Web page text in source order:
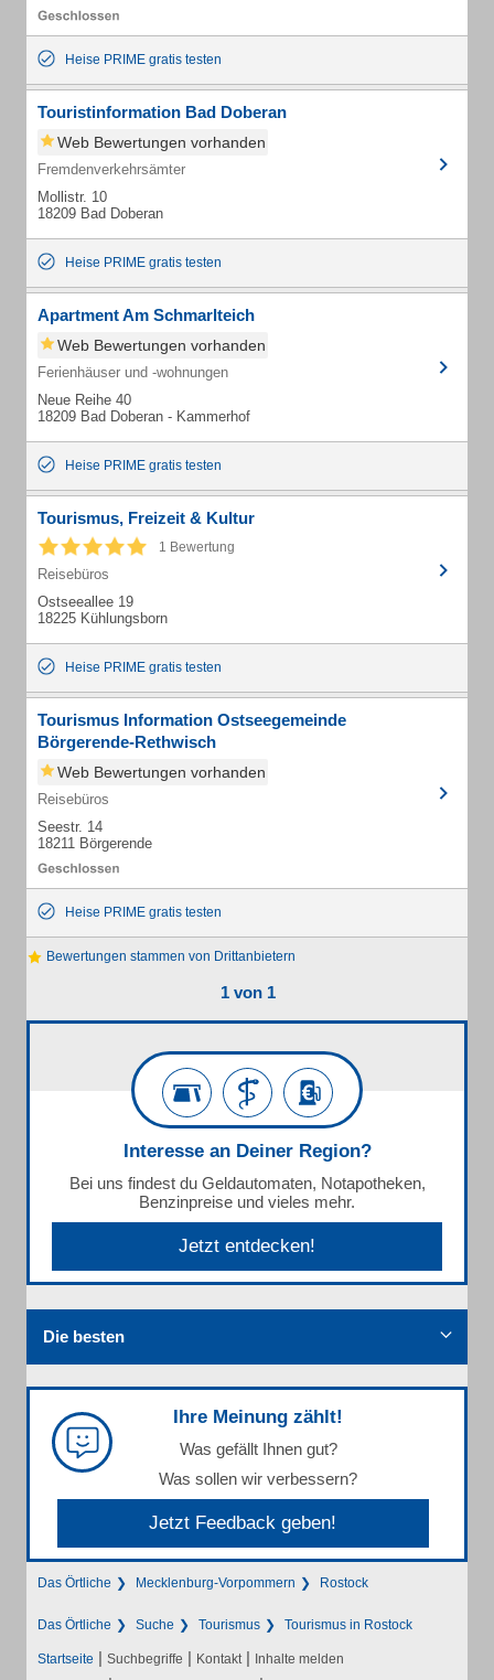
Heise PRIME gratis testen
Touristinformation Bad Doberan
Web Bewertungen vorhanden
Fremdenverkehrsämter
Mollistr. 10
18209 Bad Doberan
Heise PRIME gratis testen
Apartment Am Schmarlteich
Web Bewertungen vorhanden
Ferienhäuser und -wohnungen
Neue Reihe 40
18209 Bad Doberan - Kammerhof
Heise PRIME gratis testen
Tourismus, Freizeit & Kultur
1 Bewertung
Reisebüros
Ostseeallee 19
18225 Kühlungsborn
Heise PRIME gratis testen
Tourismus Information Ostseegemeinde
Börgerende-Rethwisch
Web Bewertungen vorhanden
Reisebüros
Seestr. 14
18211 Börgerende
Heise PRIME gratis testen
Bewertungen stammen von Drittanbietern
1 von 1
Interesse an Deiner Region?
Bei uns findest du Geldautomaten, Notapotheken,
Benzinpreise und vieles mehr.
Jetzt entdecken!
Die besten
Ihre Meinung zählt!
Was gefällt Ihnen gut?
Was sollen wir verbessern?
Jetzt Feedback geben!
Das Örtliche Mecklenburg-Vorpommern Rostock
Das Örtliche Suche Tourismus Tourismus in Rostock
Startseite | Suchbegriffe | Kontakt | Inhalte melden